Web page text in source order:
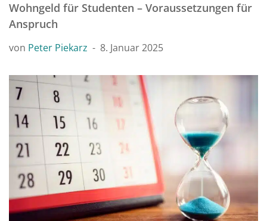
Wohngeld für Studenten – Voraussetzungen für
Anspruch
von Peter Piekarz 8. Januar 2025